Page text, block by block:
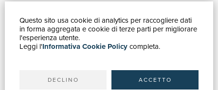
Questo sito usa cookie di analytics per raccogliere dati
in forma aggregata e cookie di terze parti per migliorare
l'esperienza utente.
Leggi l'Informativa Cookie Policycompleta.
DECLINO ACCETTO
GUIDA ACQUISTI
Ricerca avanzata
Spedizioni